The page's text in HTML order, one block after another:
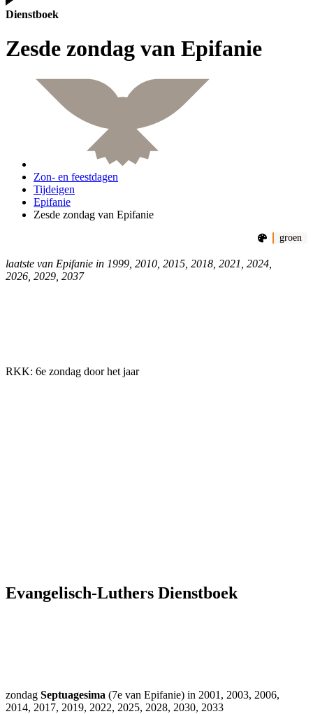
Dienstboek
Zesde zondag van Epifanie
Zon- en feestdagen
Tijdeigen
Epifanie
Zesde zondag van Epifanie
groen
laatste van Epifanie in 1999, 2010, 2015, 2018, 2021, 2024,
2026, 2029, 2037
RKK: 6e zondag door het jaar
Evangelisch-Luthers Dienstboek
zondag Septuagesima (7e van Epifanie) in 2001, 2003, 2006,
2014, 2017, 2019, 2022, 2025, 2028, 2030, 2033